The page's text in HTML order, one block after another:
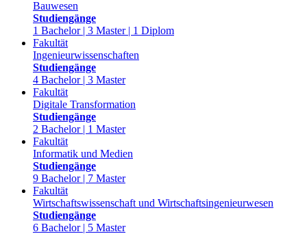
Bauwesen
Studiengänge
1 Bachelor | 3 Master | 1 Diplom
Fakultät
Ingenieurwissenschaften
Studiengänge
4 Bachelor | 3 Master
Fakultät
Digitale Transformation
Studiengänge
2 Bachelor | 1 Master
Fakultät
Informatik und Medien
Studiengänge
9 Bachelor | 7 Master
Fakultät
Wirtschaftswissenschaft und Wirtschaftsingenieurwesen
Studiengänge
6 Bachelor | 5 Master